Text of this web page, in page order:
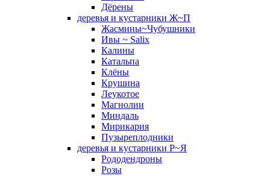
Дёрены
деревья и кустарники Ж~П
Жасмины~Чубушники
Ивы ~ Salix
Калины
Катальпа
Клёны
Крушина
Леукотое
Магнолии
Миндаль
Мирикария
Пузыреплодники
деревья и кустарники Р~Я
Рододендроны
Розы